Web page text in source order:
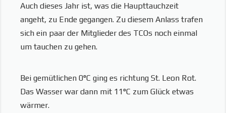
Auch dieses Jahr ist, was die Haupttauchzeit
angeht, zu Ende gegangen. Zu diesem Anlass trafen
sich ein paar der Mitglieder des TCOs noch einmal
um tauchen zu gehen.
Bei gemütlichen 0°C ging es richtung St. Leon Rot.
Das Wasser war dann mit 11°C zum Glück etwas
wärmer.